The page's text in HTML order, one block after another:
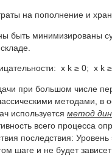
на пополнение и
быть минимизированы
складе.
x k ≥ 0; x k
при большом числе
методами, в
используется метод
всего процесса
последствия:
шаге и не будет